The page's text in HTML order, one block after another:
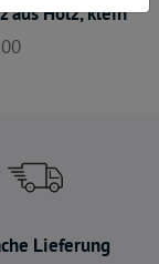
aus Holz, klein
Lieferung